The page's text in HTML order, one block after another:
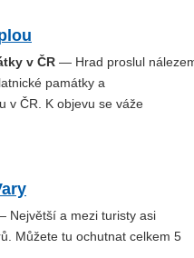
v ČR — Hrad proslul
památky a
v ČR. K objevu se váže
Největší a mezi turisty asi
Můžete tu ochutnat celkem 5